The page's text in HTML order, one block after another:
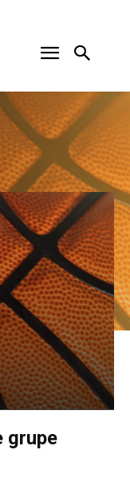
grupe